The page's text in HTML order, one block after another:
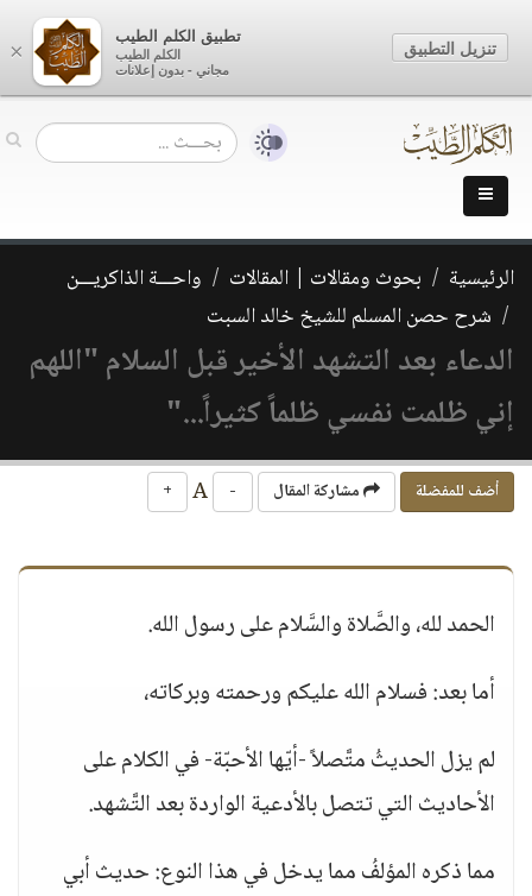
الرئيسية بحوث ومقالات | المقالات
واحـــة الذاكريـــن
شرح حصن المسلم للشيخ خالد السبت
الدعاء بعد التشهد الأخير قبل السلام "اللهم
إني ظلمت نفسي ظلماً كثيراً..."
أضف للمفضلة مشاركة المقال -
+
الحمد لله، والصَّلاة والسَّلام على رسول الله.
أما بعد: فسلام الله عليكم ورحمته وبركاته،
لم يزل الحديثُ متَّصلاً -أيّها الأحبّة- في الكلام على
الأحاديث التي تتصل بالأدعية الواردة بعد التَّشهد.
مما ذكره المؤلفُ مما يدخل في هذا النوع: حديث أبي
×
تطبيق الكلم الطيب
الكلم الطيب
مجاني - بدون إعلانات
تنزيل التطبيق